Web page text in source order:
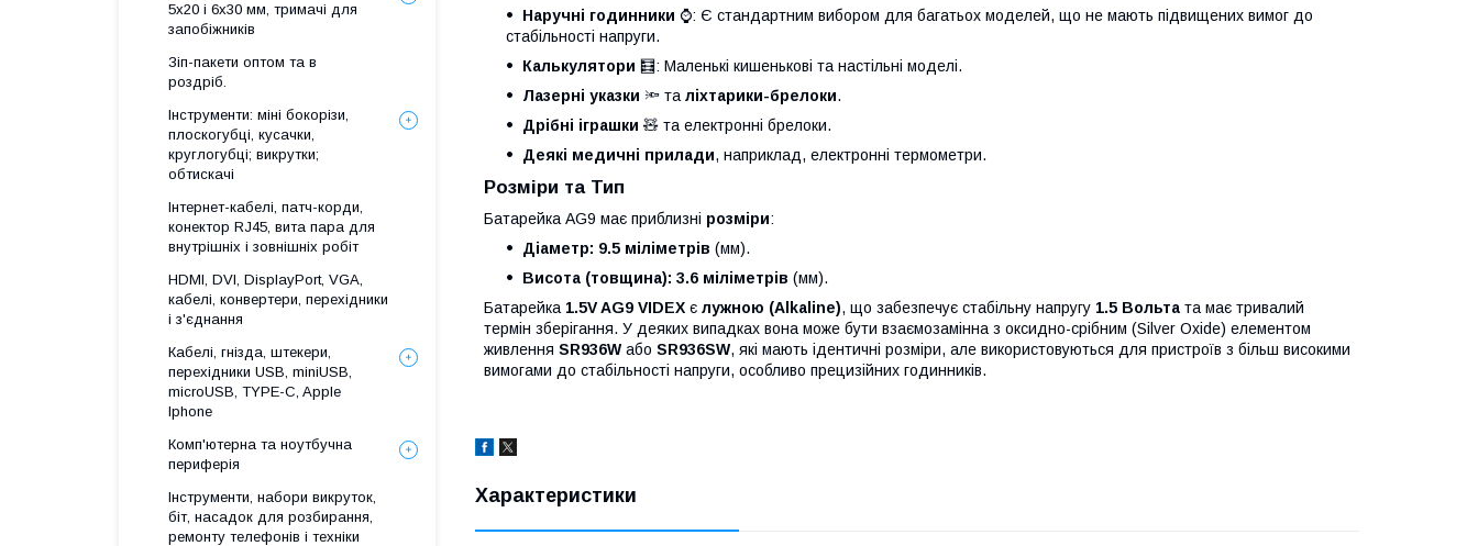
Наручні годинники ⌚️: Є стандартним вибором для багатьох моделей, що не мають підвищених вимог до
стабільності напруги.
Калькулятори 🧮: Маленькі кишенькові та настільні моделі.
Лазерні указки 🔦 та ліхтарики-брелоки.
Дрібні іграшки 🧸 та електронні брелоки.
Деякі медичні прилади, наприклад, електронні термометри.
Розміри та Тип
Батарейка AG9 має приблизні розміри:
Діаметр: 9.5 міліметрів (мм).
Висота (товщина): 3.6 міліметрів (мм).
Батарейка 1.5V AG9 VIDEX є лужною (Alkaline), що забезпечує стабільну напругу 1.5 Вольта та має тривалий
термін зберігання. У деяких випадках вона може бути взаємозамінна з оксидно-срібним (Silver Oxide) елементом
живлення SR936W або SR936SW, які мають ідентичні розміри, але використовуються для пристроїв з більш високими
вимогами до стабільності напруги, особливо прецизійних годинників.
Характеристики
5x20 і 6х30 мм, тримачі для
запобіжників
Зіп-пакети оптом та в
роздріб.
Інструменти: міні бокорізи,
плоскогубці, кусачки,
круглогубці; викрутки;
обтискачі
Інтернет-кабелі, патч-корди,
конектор RJ45, вита пара для
внутрішніх і зовнішніх робіт
HDMI, DVI, DisplayPort, VGA,
кабелі, конвертери, перехідники
і з'єднання
Кабелі, гнізда, штекери,
перехідники USB, miniUSB,
microUSB, TYPE-C, Apple
Iphone
Комп'ютерна та ноутбучна
периферія
Інструменти, набори викруток,
біт, насадок для розбирання,
ремонту телефонів і техніки